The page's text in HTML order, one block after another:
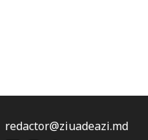
redactor@ziuadeazi.md